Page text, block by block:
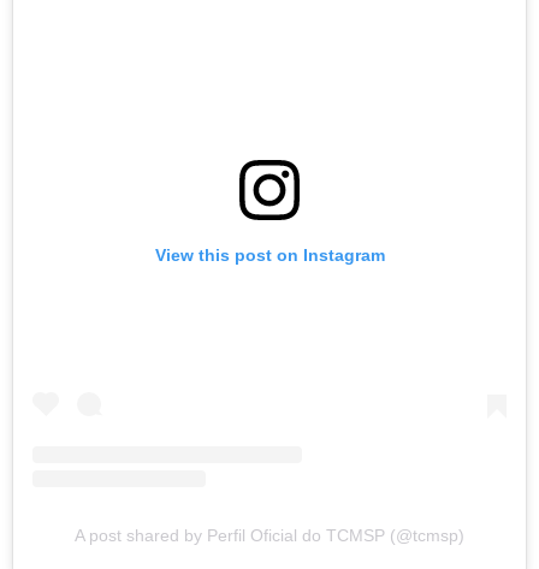
View this post on Instagram
A post shared by Perfil Oficial do TCMSP (@tcmsp)